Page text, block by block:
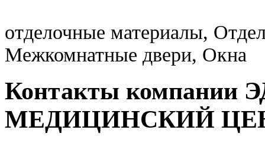
отделочные материалы,
Межкомнатные двери, Окна
Контакты
МЕДИЦИНСКИЙ